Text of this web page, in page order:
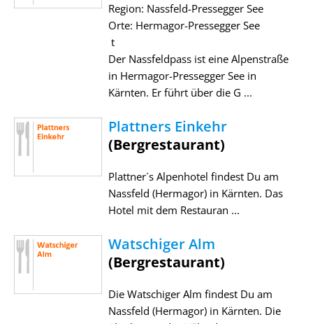
Region: Nassfeld-Pressegger See
Orte: Hermagor-Pressegger See
t
Der Nassfeldpass ist eine Alpenstraße
in Hermagor-Pressegger See in
Kärnten. Er führt über die G ...
Plattners Einkehr
(Bergrestaurant)
Plattner´s Alpenhotel findest Du am
Nassfeld (Hermagor) in Kärnten. Das
Hotel mit dem Restauran ...
Watschiger Alm
(Bergrestaurant)
Die Watschiger Alm findest Du am
Nassfeld (Hermagor) in Kärnten. Die